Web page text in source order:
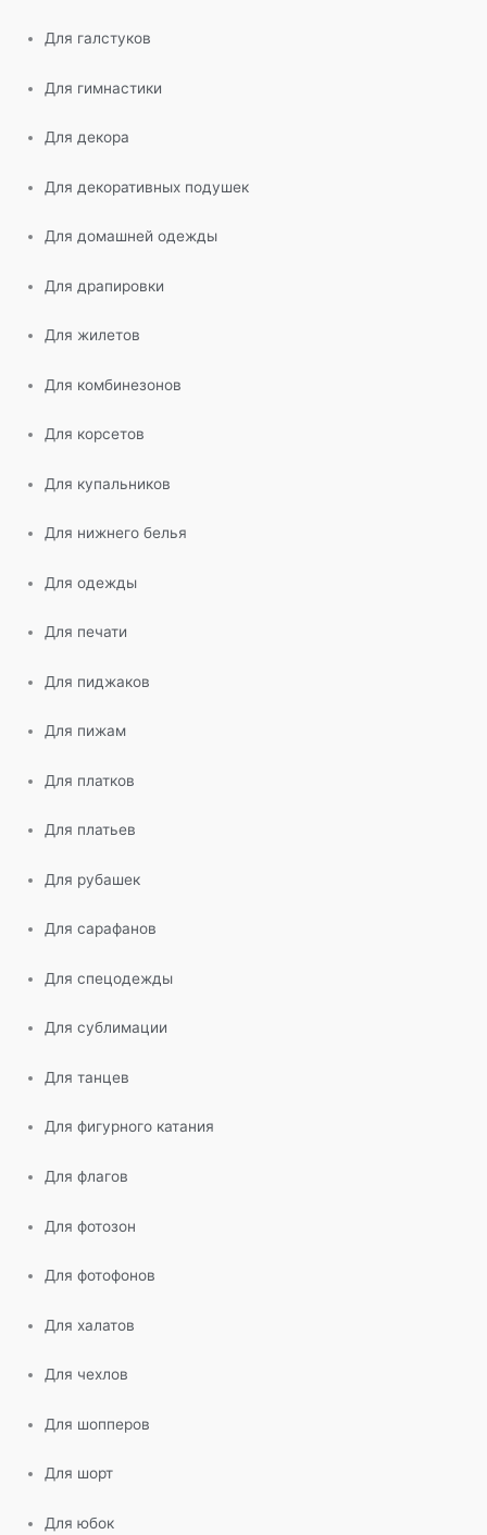
Для галстуков
Для гимнастики
Для декора
Для декоративных подушек
Для домашней одежды
Для драпировки
Для жилетов
Для комбинезонов
Для корсетов
Для купальников
Для нижнего белья
Для одежды
Для печати
Для пиджаков
Для пижам
Для платков
Для платьев
Для рубашек
Для сарафанов
Для спецодежды
Для сублимации
Для танцев
Для фигурного катания
Для флагов
Для фотозон
Для фотофонов
Для халатов
Для чехлов
Для шопперов
Для шорт
Для юбок